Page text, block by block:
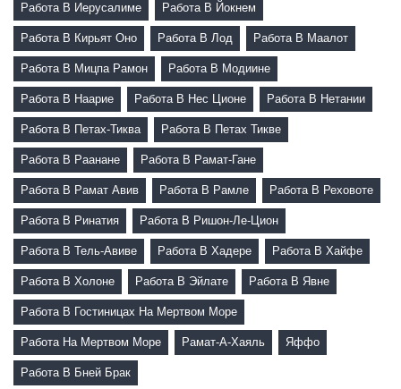
Работа В Иерусалиме Работа В Йокнем
Работа В Кирьят Оно Работа В Лод Работа В Маалот
Работа В Мицпа Рамон Работа В Модиине
Работа В Наарие Работа В Нес Ционе Работа В Нетании
Работа В Петах-Тиква Работа В Петах Тикве
Работа В Раанане Работа В Рамат-Гане
Работа В Рамат Авив Работа В Рамле Работа В Реховоте
Работа В Ринатия Работа В Ришон-Ле-Цион
Работа В Тель-Авиве Работа В Хадере Работа В Хайфе
Работа В Холоне Работа В Эйлате Работа В Явне
Работа В Гостиницах На Мертвом Море
Работа На Мертвом Море Рамат-А-Хаяль Яффо
Работа В Бней Брак